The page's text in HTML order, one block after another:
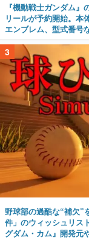
『機動戦士ガンダム
リールが予約開始。本
エンブレム、型式番号
3
野球部の過酷な“補欠”
件」のウィッシュリス
グダム・カム』開発元